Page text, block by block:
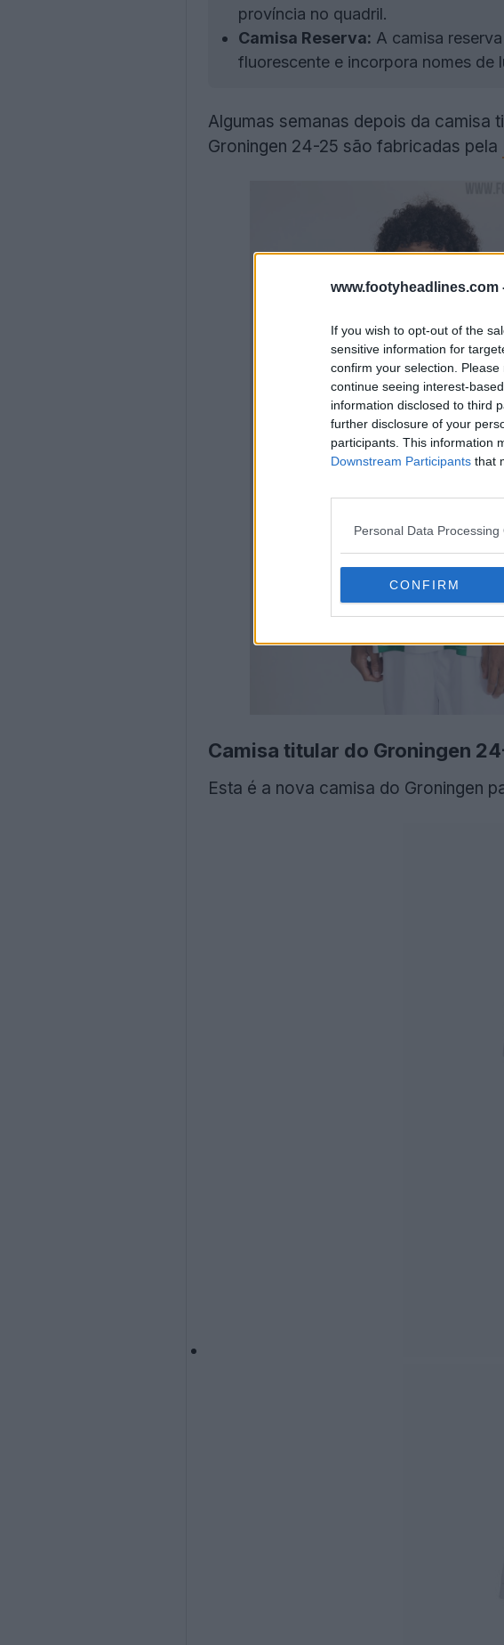
www.footyheadlines.com
If you wish to opt-out of the
sensitive information for
confirm your selection.
continue seeing interest-
information disclosed to third
further disclosure of your
participants. This information
Downstream Participants that
Personal Data Processing
CONFIRM
província no quadril.
Camisa Reserva: A camisa
fluorescente e incorpora nomes de
Algumas semanas depois da camisa
Groningen 24-25 são fabricadas pela
Camisa titular do Groningen
Esta é a nova camisa do Groningen